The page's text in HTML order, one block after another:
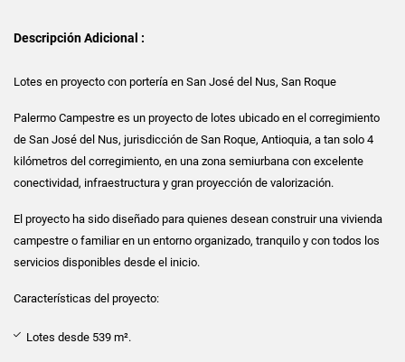
Descripción Adicional :
Lotes en proyecto con portería en San José del Nus, San Roque
Palermo Campestre es un proyecto de lotes ubicado en el corregimiento
de San José del Nus, jurisdicción de San Roque, Antioquia, a tan solo 4
kilómetros del corregimiento, en una zona semiurbana con excelente
conectividad, infraestructura y gran proyección de valorización.
El proyecto ha sido diseñado para quienes desean construir una vivienda
campestre o familiar en un entorno organizado, tranquilo y con todos los
servicios disponibles desde el inicio.
Características del proyecto:
Lotes desde 539 m².